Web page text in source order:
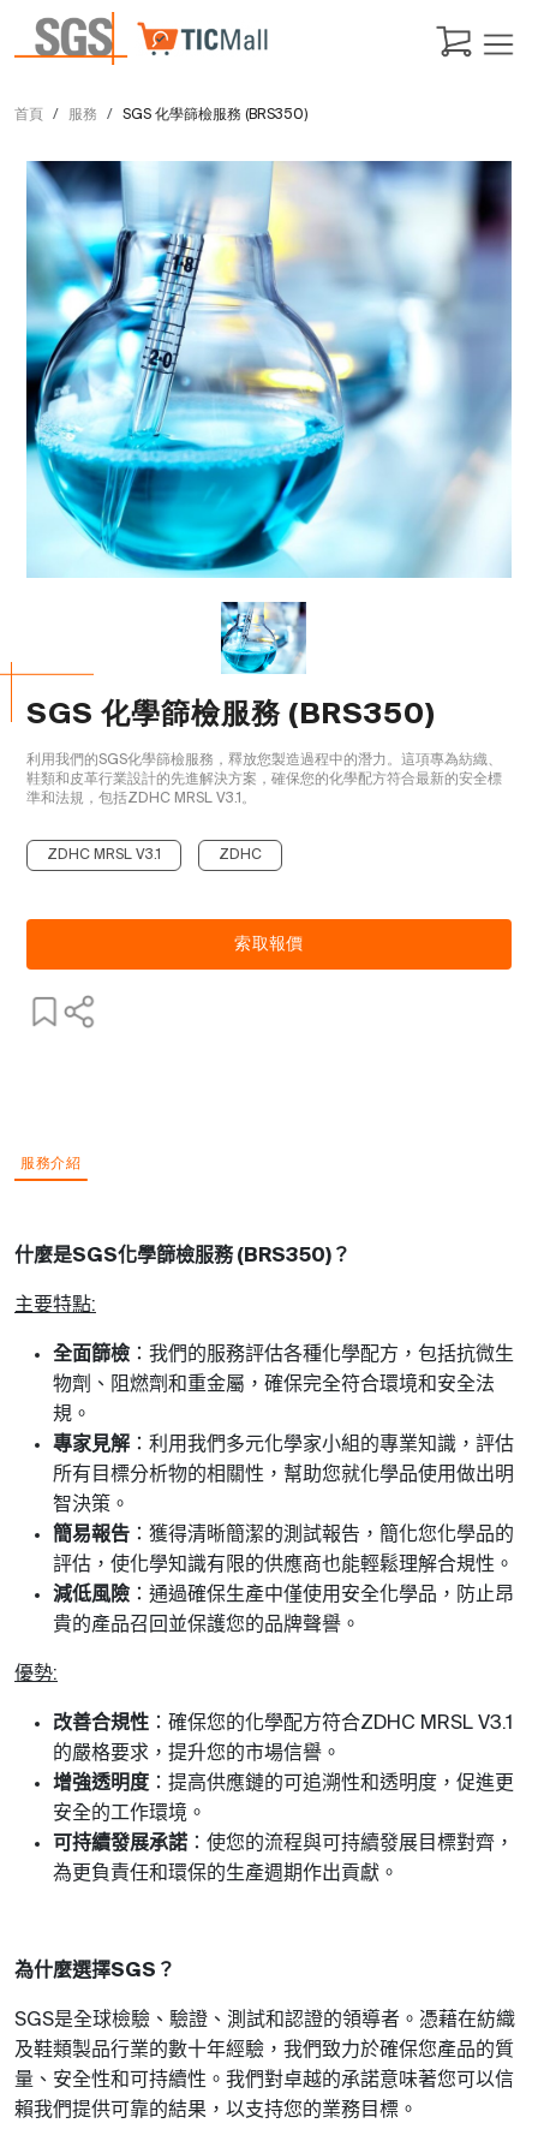
首頁 服務 SGS 化學篩檢服務 (BRS350)
SGS 化學篩檢服務 (BRS350)
利用我們的SGS化學篩檢服務，釋放您製造過程中的潛力。這項專為紡織、
鞋類和皮革行業設計的先進解決方案，確保您的化學配方符合最新的安全標
準和法規，包括ZDHC MRSL V3.1。
ZDHC MRSL V3.1 ZDHC
索取報價
服務介紹
什麼是SGS化學篩檢服務(BRS350) ？
主要特點:
全面篩檢 ：我們的服務評估各種化學配方，包括抗微生
物劑、阻燃劑和重金屬，確保完全符合環境和安全法
規。
專家見解 ：利用我們多元化學家小組的專業知識，評估
所有目標分析物的相關性，幫助您就化學品使用做出明
智決策。
簡易報告 ：獲得清晰簡潔的測試報告，簡化您化學品的
評估，使化學知識有限的供應商也能輕鬆理解合規性。
減低風險 ：通過確保生產中僅使用安全化學品，防止昂
貴的產品召回並保護您的品牌聲譽。
優勢:
改善合規性 ：確保您的化學配方符合ZDHC MRSL V3.1
的嚴格要求，提升您的市場信譽。
增強透明度 ：提高供應鏈的可追溯性和透明度，促進更
安全的工作環境。
可持續發展承諾 ：使您的流程與可持續發展目標對齊，
為更負責任和環保的生產週期作出貢獻。
為什麼選擇SGS ？
SGS是全球檢驗、驗證、測試和認證的領導者。憑藉在紡織
及鞋類製品行業的數十年經驗，我們致力於確保您產品的質
量、安全性和可持續性。我們對卓越的承諾意味著您可以信
賴我們提供可靠的結果，以支持您的業務目標。